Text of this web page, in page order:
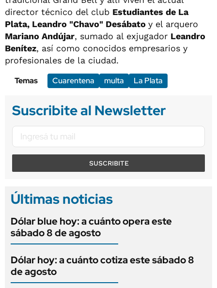
director técnico del club Estudiantes de La
Plata, Leandro "Chavo" Desábato y el arquero
Mariano Andújar, sumado al exjugador Leandro
Benítez, así como conocidos empresarios y
profesionales de la ciudad.
Temas
Cuarentena multa La Plata
Suscribite al Newsletter
SUSCRIBITE
Últimas noticias
Dólar blue hoy: a cuánto opera este
sábado 8 de agosto
Dólar hoy: a cuánto cotiza este sábado 8
de agosto